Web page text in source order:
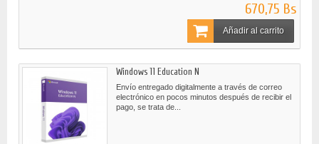
670,75 Bs
Añadir al carrito
Windows 11 Education N
Envío entregado digitalmente a través de correo
electrónico en pocos minutos después de recibir el
pago, se trata de...